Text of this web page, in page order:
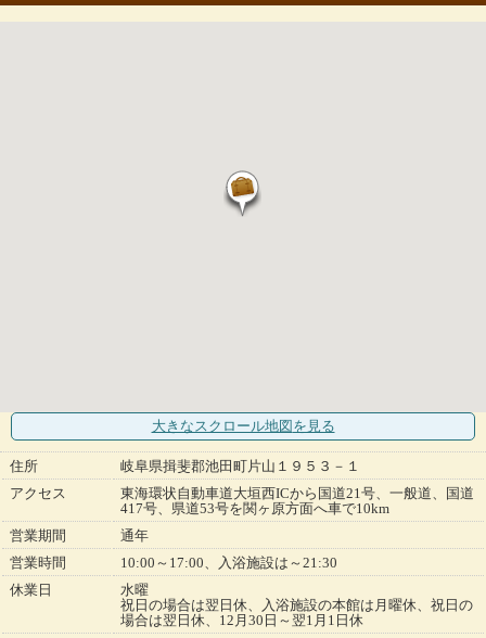
大きなスクロール地図 を見る
住所
岐阜県揖斐郡池田町片山１９５３－１
アクセス
東海環状自動車道大垣西ICから国道21号、一般道、国道
417号、県道53号を関ヶ原方面へ車で10km
営業期間
通年
営業時間
10:00～17:00、入浴施設は～21:30
休業日
水曜
祝日の場合は翌日休、入浴施設の本館は月曜休、祝日の
場合は翌日休、12月30日～翌1月1日休